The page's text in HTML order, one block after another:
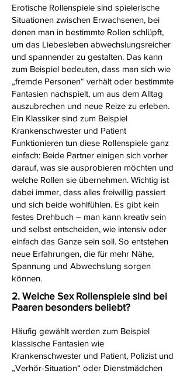
Erotische Rollenspiele sind spielerische
Situationen zwischen Erwachsenen, bei
denen man in bestimmte Rollen schlüpft,
um das Liebesleben abwechslungsreicher
und spannender zu gestalten. Das kann
zum Beispiel bedeuten, dass man sich wie
„fremde Personen“ verhält oder bestimmte
Fantasien nachspielt, um aus dem Alltag
auszubrechen und neue Reize zu erleben.
Ein Klassiker sind zum Beispiel
Krankenschwester und Patient
Funktionieren tun diese Rollenspiele ganz
einfach: Beide Partner einigen sich vorher
darauf, was sie ausprobieren möchten und
welche Rollen sie übernehmen. Wichtig ist
dabei immer, dass alles freiwillig passiert
und sich beide wohlfühlen. Es gibt kein
festes Drehbuch – man kann kreativ sein
und selbst entscheiden, wie intensiv oder
einfach das Ganze sein soll. So entstehen
neue Erfahrungen, die für mehr Nähe,
Spannung und Abwechslung sorgen
können.
2. Welche Sex Rollenspiele sind bei
Paaren besonders beliebt?
Häufig gewählt werden zum Beispiel
klassische Fantasien wie
Krankenschwester und Patient, Polizist und
„Verhör-Situation“ oder Dienstmädchen